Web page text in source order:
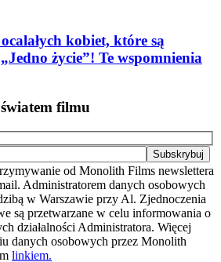
kobiet, które są
życie”! Te wspomnienia
filmu
od Monolith Films newslettera
Administratorem danych osobowych
w Warszawie przy Al. Zjednoczenia
są przetwarzane w celu informowania o
działalności Administratora. Więcej
danych osobowych przez Monolith
linkiem.